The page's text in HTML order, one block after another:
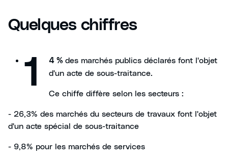
Quelques chiffres
1 4 % des marchés publics déclarés font l'objet
d'un acte de sous-traitance.
Ce chiffe diffère selon les secteurs :
- 26,3% des marchés du secteurs de travaux font l'objet
d'un acte spécial de sous-traitance
- 9,8% pour les marchés de services